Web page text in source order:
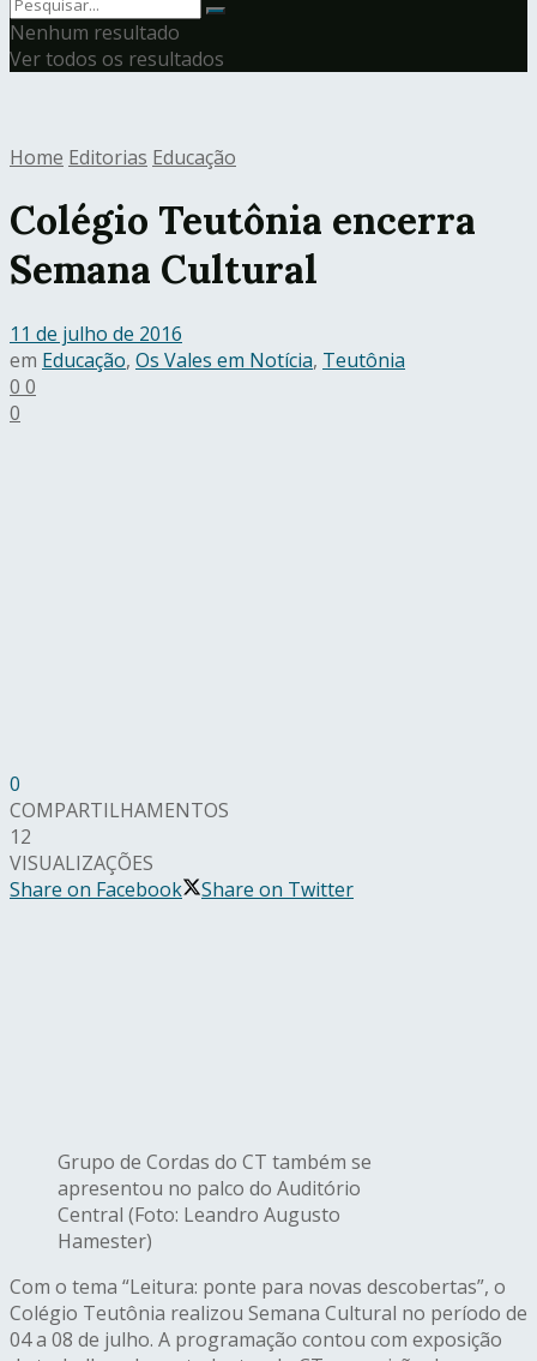
Nenhum resultado
Ver todos os resultados
Home Editorias Educação
Colégio Teutônia encerra
Semana Cultural
11 de julho de 2016
em Educação, Os Vales em Notícia, Teutônia
0 0
0
0
COMPARTILHAMENTOS
12
VISUALIZAÇÕES
Share on Facebook
Share on Twitter
Grupo de Cordas do CT também se
apresentou no palco do Auditório
Central (Foto: Leandro Augusto
Hamester)
Com o tema “Leitura: ponte para novas descobertas”, o
Colégio Teutônia realizou Semana Cultural no período de
04 a 08 de julho. A programação contou com exposição